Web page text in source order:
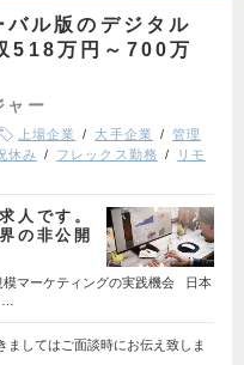
バル版のデジタル
518万円～700万
ャー
上場企業 大手企業
管理
休み フレックス勤務
リモ
人です。
の非公開
マーケティングの実践機会 日本
ましてはご面談時にお伝え致しま